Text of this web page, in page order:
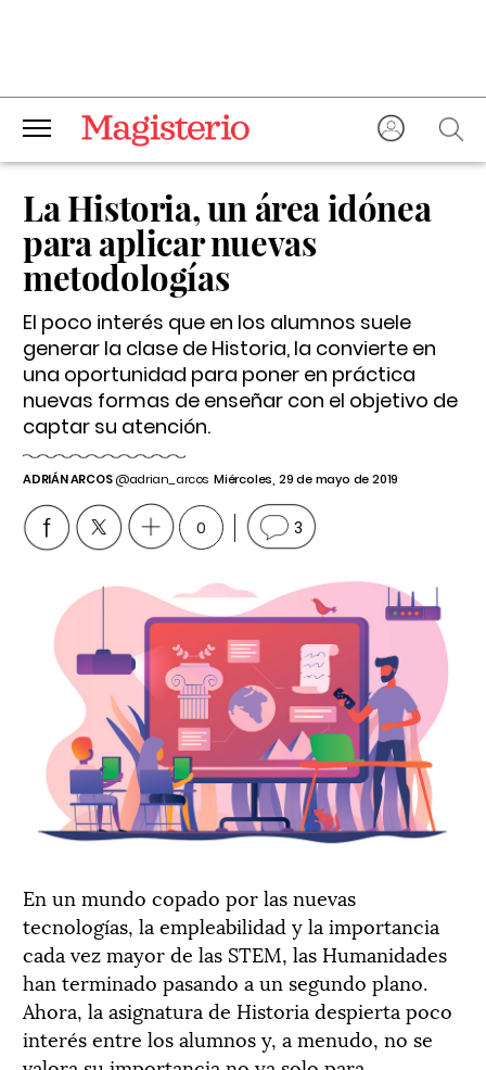
La Historia, un área idónea
para aplicar nuevas
metodologías
El poco interés que en los alumnos suele
generar la clase de Historia, la convierte en
una oportunidad para poner en práctica
nuevas formas de enseñar con el objetivo de
captar su atención.
ADRIÁN ARCOS@adrian_arcos Miércoles, 29 de mayo de 2019
0 3
En un mundo copado por las nuevas
tecnologías, la empleabilidad y la importancia
cada vez mayor de las STEM, las Humanidades
han terminado pasando a un segundo plano.
Ahora, la asignatura de Historia despierta poco
interés entre los alumnos y, a menudo, no se